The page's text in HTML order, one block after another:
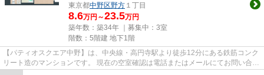
東京都中野区野方 １丁目
8.6万円～23.5万円
築年数：築34年 ｜募集中： 3室
階数：5階建 地下1階
【パティオスクエア中野】は、中央線・高円寺駅より徒歩12分にある鉄筋コンク
リート造のマンションです。 現在の空室確認は電話またはメールにてお問い合わ